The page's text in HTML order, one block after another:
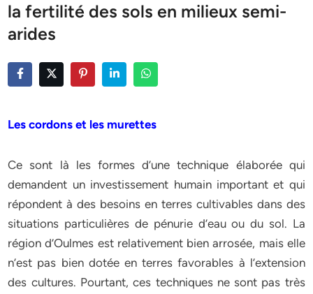
la fertilité des sols en milieux semi-
arides
Les cordons et les murettes
Ce sont là les formes d’une technique élaborée qui
demandent un investissement humain important et qui
répondent à des besoins en terres cultivables dans des
situations particulières de pénurie d’eau ou du sol. La
région d’Oulmes est relativement bien arrosée, mais elle
n’est pas bien dotée en terres favorables à l’extension
des cultures. Pourtant, ces techniques ne sont pas très